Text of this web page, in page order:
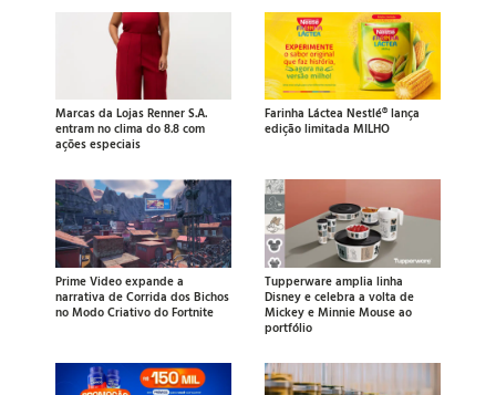
Marcas da Lojas Renner S.A.
entram no clima do 8.8 com
ações especiais
Farinha Láctea Nestlé® lança
edição limitada MILHO
Prime Video expande a
narrativa de Corrida dos Bichos
no Modo Criativo do Fortnite
Tupperware amplia linha
Disney e celebra a volta de
Mickey e Minnie Mouse ao
portfólio